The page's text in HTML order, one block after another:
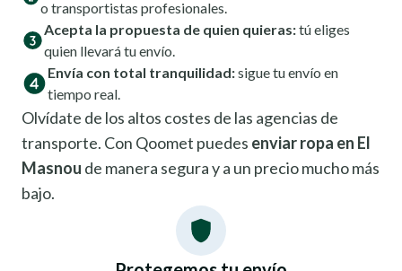
o transportistas profesionales.
Acepta la propuesta de quien quieras:tú eliges
quien llevará tu envío.
Envía con total tranquilidad:sigue tu envío en
tiempo real.
Olvídate de los altos costes de las agencias de
transporte. Con Qoomet puedes enviar ropa en El
Masnou de manera segura y a un precio mucho más
bajo.